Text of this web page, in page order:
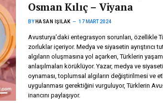
Osman Kılıç – Viyana
BY HASAN IŞILAK 17 MART 2024
Avusturya’daki entegrasyon sorunları, özellikle
zorluklar içeriyor. Medya ve siyasetin ayrıştırıcı
algıların oluşmasına yol açarken, Türklerin
anlaşılmaları körüklüyor. Yazar, medya ve
oynaması, toplumsal algıların değiştirilmesi ve
uygulanması gerektiğini vurguluyor, Türklerin
inancını paylaşıyor.